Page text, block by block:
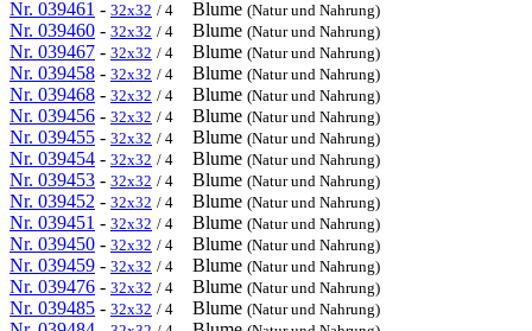
Nr. 039461 - 32x32 / 4 Blume (Natur und Nahrung)
Nr. 039460 - 32x32 / 4 Blume (Natur und Nahrung)
Nr. 039467 - 32x32 / 4 Blume (Natur und Nahrung)
Nr. 039458 - 32x32 / 4 Blume (Natur und Nahrung)
Nr. 039468 - 32x32 / 4 Blume (Natur und Nahrung)
Nr. 039456 - 32x32 / 4 Blume (Natur und Nahrung)
Nr. 039455 - 32x32 / 4 Blume (Natur und Nahrung)
Nr. 039454 - 32x32 / 4 Blume (Natur und Nahrung)
Nr. 039453 - 32x32 / 4 Blume (Natur und Nahrung)
Nr. 039452 - 32x32 / 4 Blume (Natur und Nahrung)
Nr. 039451 - 32x32 / 4 Blume (Natur und Nahrung)
Nr. 039450 - 32x32 / 4 Blume (Natur und Nahrung)
Nr. 039459 - 32x32 / 4 Blume (Natur und Nahrung)
Nr. 039476 - 32x32 / 4 Blume (Natur und Nahrung)
Nr. 039485 - 32x32 / 4 Blume (Natur und Nahrung)